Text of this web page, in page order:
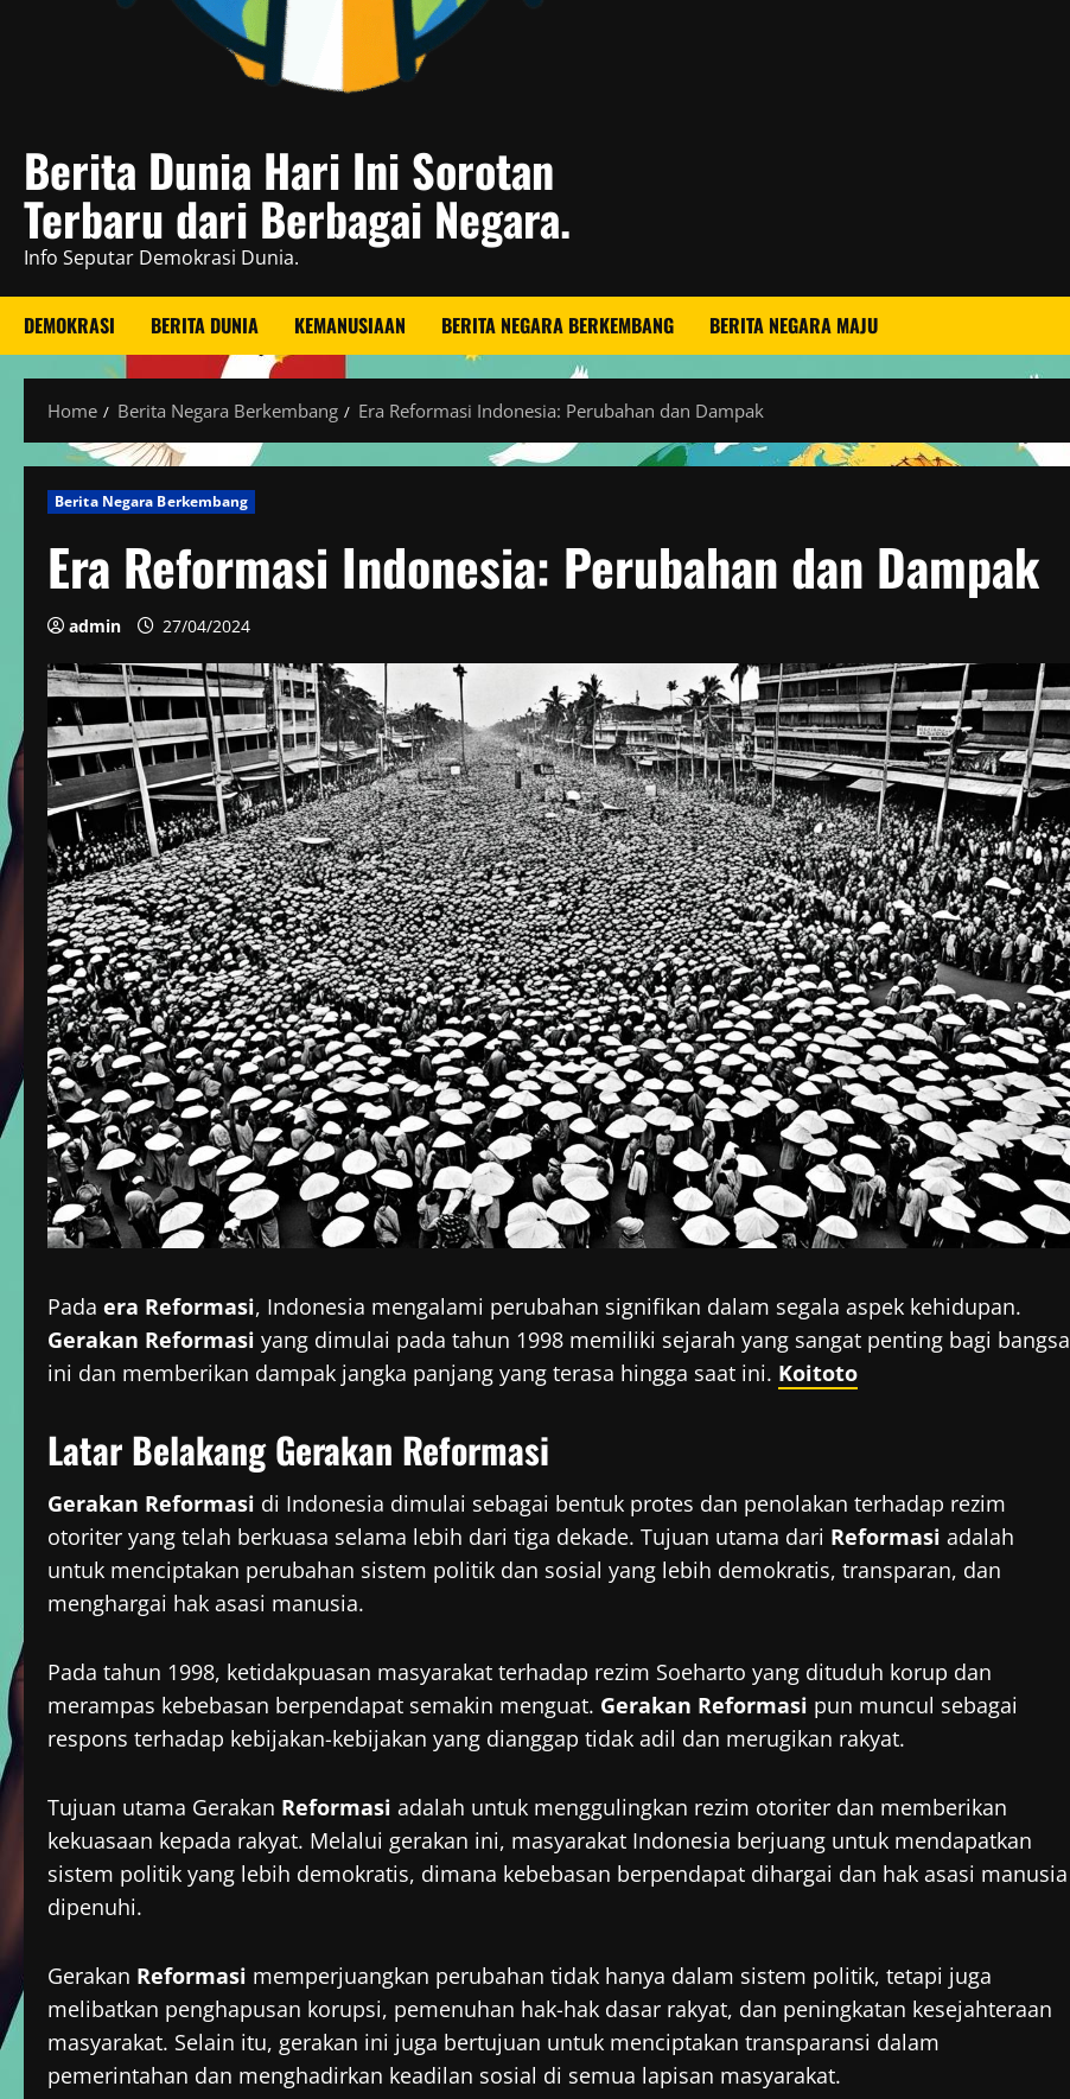
Berita Dunia Hari Ini Sorotan
Terbaru dari Berbagai Negara.
Info Seputar Demokrasi Dunia.
DEMOKRASI BERITA DUNIA KEMANUSIAAN BERITA NEGARA BERKEMBANG BERITA NEGARA MAJU
Home Berita Negara Berkembang Era Reformasi Indonesia: Perubahan dan Dampak
Berita Negara Berkembang
Era Reformasi Indonesia: Perubahan dan Dampak
admin 27/04/2024
Pada era Reformasi, Indonesia mengalami perubahan signifikan dalam segala aspek kehidupan.
Gerakan Reformasi yang dimulai pada tahun 1998 memiliki sejarah yang sangat penting bagi bangsa
ini dan memberikan dampak jangka panjang yang terasa hingga saat ini. Koitoto
Latar Belakang Gerakan Reformasi
Gerakan Reformasi di Indonesia dimulai sebagai bentuk protes dan penolakan terhadap rezim
otoriter yang telah berkuasa selama lebih dari tiga dekade. Tujuan utama dari Reformasi adalah
untuk menciptakan perubahan sistem politik dan sosial yang lebih demokratis, transparan, dan
menghargai hak asasi manusia.
Pada tahun 1998, ketidakpuasan masyarakat terhadap rezim Soeharto yang dituduh korup dan
merampas kebebasan berpendapat semakin menguat. Gerakan Reformasi pun muncul sebagai
respons terhadap kebijakan-kebijakan yang dianggap tidak adil dan merugikan rakyat.
Tujuan utama Gerakan Reformasi adalah untuk menggulingkan rezim otoriter dan memberikan
kekuasaan kepada rakyat. Melalui gerakan ini, masyarakat Indonesia berjuang untuk mendapatkan
sistem politik yang lebih demokratis, dimana kebebasan berpendapat dihargai dan hak asasi manusia
dipenuhi.
Gerakan Reformasi memperjuangkan perubahan tidak hanya dalam sistem politik, tetapi juga
melibatkan penghapusan korupsi, pemenuhan hak-hak dasar rakyat, dan peningkatan kesejahteraan
masyarakat. Selain itu, gerakan ini juga bertujuan untuk menciptakan transparansi dalam
pemerintahan dan menghadirkan keadilan sosial di semua lapisan masyarakat.